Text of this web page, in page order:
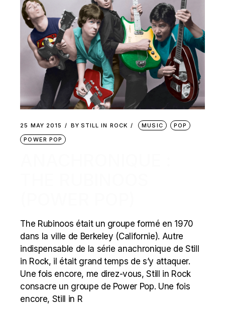
25 MAY 2015 BY STILL IN ROCK MUSIC
POP
POWER POP
The Rubinoos était un groupe formé en 1970
dans la ville de Berkeley (Californie). Autre
indispensable de la série anachronique de Still
in Rock, il était grand temps de s’y attaquer.
Une fois encore, me direz-vous, Still in Rock
consacre un groupe de Power Pop. Une fois
encore, Still in R